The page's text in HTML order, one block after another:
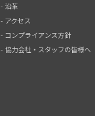
- 沿革
- アクセス
- コンプライアンス方針
- 協力会社・スタッフの皆様へ